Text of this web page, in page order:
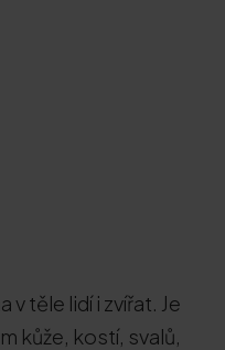
v těle lidí i zvířat. Je
kůže, kostí, svalů,